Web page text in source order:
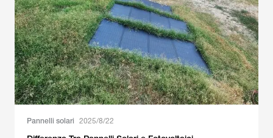
Pannelli solari 2025/8/22